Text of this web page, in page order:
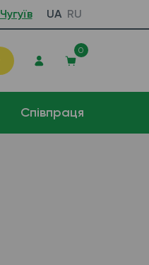
Чугуїв UA RU
0
Співпраця